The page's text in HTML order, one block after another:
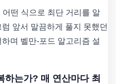
떤 식으로 최단 거리를 알
앞서 말끔하게 풀지 못했던
며 벨만-포드 알고리즘 설
하는가? 매 연산마다 최